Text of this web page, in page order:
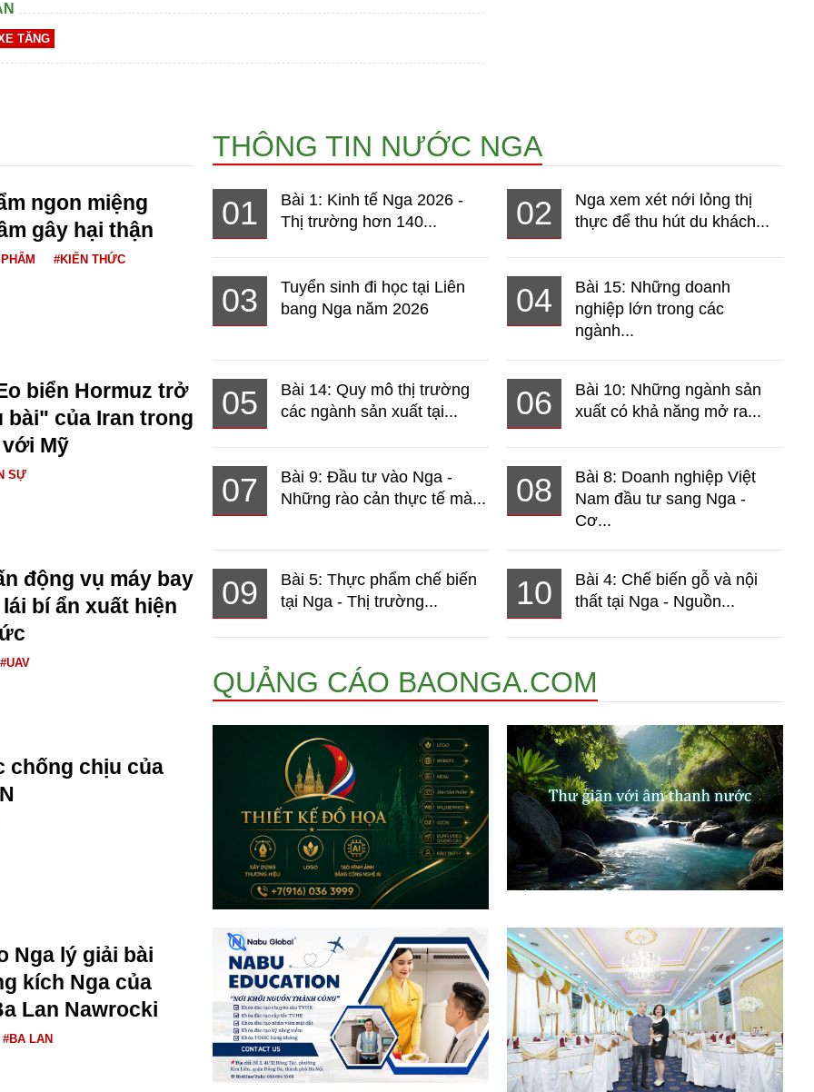
TĂNG
ngon miệng
gây hại thận
#KIẾN THỨC
biển Hormuz trở
bài" của Iran trong
Mỹ
SỰ
động vụ máy bay
bí ẩn xuất hiện
#UAV
chống chịu của
Nga lý giải bài
kích Nga của
Lan Nawrocki
#BA LAN
THÔNG TIN NƯỚC NGA
01
Bài 1: Kinh tế Nga 2026 -
Thị trường hơn 140...
02
Nga xem xét nới lỏng thị
thực để thu hút du khách...
03
Tuyển sinh đi học tại Liên
bang Nga năm 2026
04
Bài 15: Những doanh
nghiệp lớn trong các
ngành...
05
Bài 14: Quy mô thị trường
các ngành sản xuất tại...
06
Bài 10: Những ngành sản
xuất có khả năng mở ra...
07
Bài 9: Đầu tư vào Nga -
Những rào cản thực tế mà...
08
Bài 8: Doanh nghiệp Việt
Nam đầu tư sang Nga -
Cơ...
09
Bài 5: Thực phẩm chế biến
tại Nga - Thị trường...
10
Bài 4: Chế biến gỗ và nội
thất tại Nga - Nguồn...
QUẢNG CÁO BAONGA.COM